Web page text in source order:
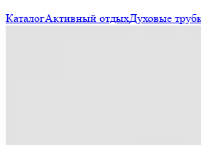
КаталогАктивный отдыхДуховые